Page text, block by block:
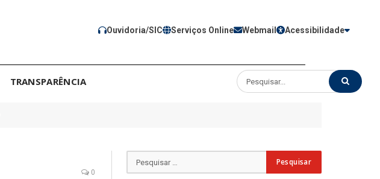
Ouvidoria/SIC Serviços Online Webmail Acessibilidade
TRANSPARÊNCIA
0